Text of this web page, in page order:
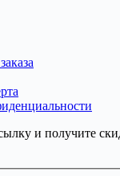
и получите